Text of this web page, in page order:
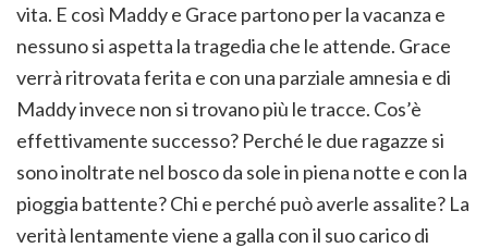
vita. E così Maddy e Grace partono per la vacanza e
nessuno si aspetta la tragedia che le attende. Grace
verrà ritrovata ferita e con una parziale amnesia e di
Maddy invece non si trovano più le tracce. Cos’è
effettivamente successo? Perché le due ragazze si
sono inoltrate nel bosco da sole in piena notte e con la
pioggia battente? Chi e perché può averle assalite? La
verità lentamente viene a galla con il suo carico di